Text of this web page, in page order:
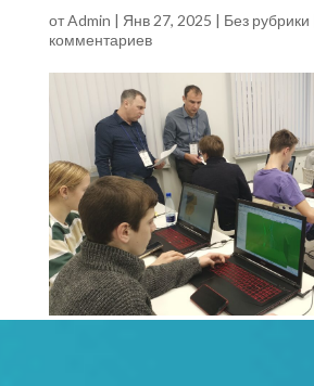
отAdmin | Янв 27, 2025 | Без рубрики
комментариев